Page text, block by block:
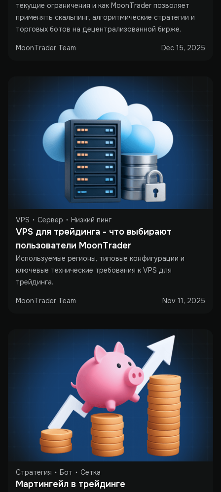
текущие ограничения и как MoonTrader позволяет
применять скальпинг, алгоритмические стратегии и
торговых ботов на децентрализованной бирже.
MoonTrader Team Dec 15, 2025
VPS Сервер Низкий пинг
VPS для трейдинга - что выбирают
пользователи MoonTrader
Используемые регионы, типовые конфигурации и
ключевые технические требования к VPS для
трейдинга.
MoonTrader Team Nov 11, 2025
Стратегия Бот Сетка
Мартингейл в трейдинге